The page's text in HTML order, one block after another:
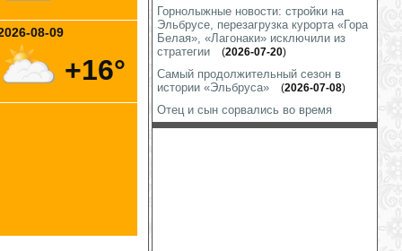
08-09
+16°
Горнолыжные новости: стройки на
Эльбрусе, перезагрузка курорта «Гора
Белая», «Лагонаки» исключили из
стратегии
(2026-07-20)
Самый продолжительный сезон в
истории «Эльбруса»
(2026-07-08)
Отец и сын сорвались во время
восхождения на Эльбрус(2026-07-19)